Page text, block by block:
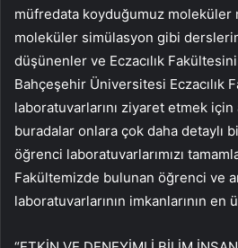
müfredata koyduğumuz moleküler
moleküler simülasyon gibi
düşünenler ve Eczacılık
Bahçeşehir Üniversitesi Eczacılık
laboratuvarlarını ziyaret etmek
buradalar onlara çok daha detaylı
öğrenci laboratuvarlarımızı
Fakültemizde bulunan öğrenci ve
laboratuvarlarının imkanlarının en